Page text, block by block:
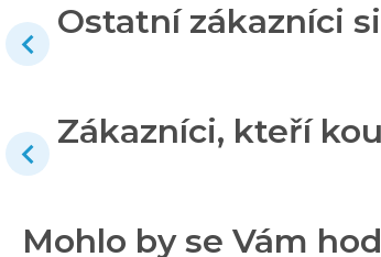
Ostatní zákazníci
Zákazníci, kteří
Mohlo by se Vám